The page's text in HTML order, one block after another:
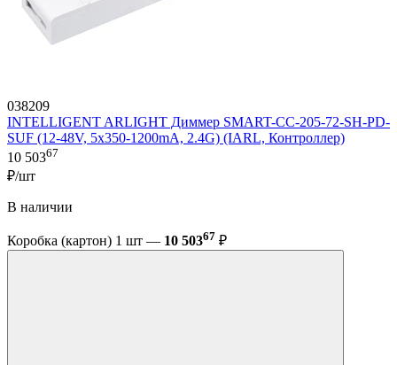
038209
INTELLIGENT ARLIGHT Диммер SMART-CC-205-72-SH-PD-
SUF (12-48V, 5x350-1200mA, 2.4G) (IARL, Контроллер)
10 50367
₽/шт
В наличии
Коробка (картон) 1 шт — 10 50367 ₽